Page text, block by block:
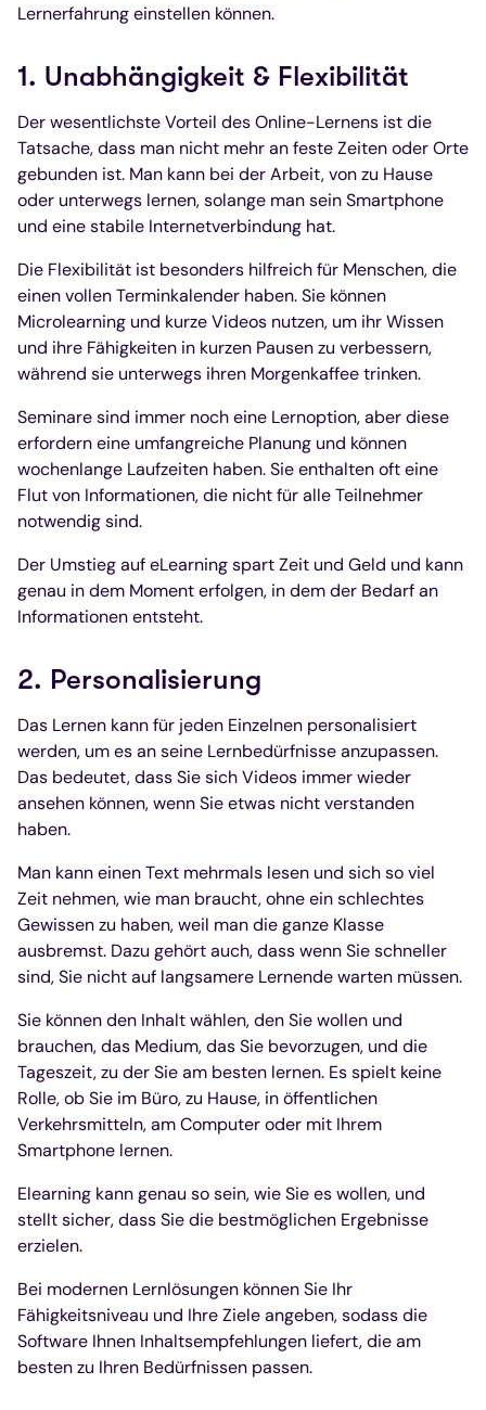
Lernerfahrung einstellen können.
1. Unabhängigkeit & Flexibilität
Der wesentlichste Vorteil des Online-Lernens ist die
Tatsache, dass man nicht mehr an feste Zeiten oder Orte
gebunden ist. Man kann bei der Arbeit, von zu Hause
oder unterwegs lernen, solange man sein Smartphone
und eine stabile Internetverbindung hat.
Die Flexibilität ist besonders hilfreich für Menschen, die
einen vollen Terminkalender haben. Sie können
Microlearning und kurze Videos nutzen, um ihr Wissen
und ihre Fähigkeiten in kurzen Pausen zu verbessern,
während sie unterwegs ihren Morgenkaffee trinken.
Seminare sind immer noch eine Lernoption, aber diese
erfordern eine umfangreiche Planung und können
wochenlange Laufzeiten haben. Sie enthalten oft eine
Flut von Informationen, die nicht für alle Teilnehmer
notwendig sind.
Der Umstieg auf eLearning spart Zeit und Geld und kann
genau in dem Moment erfolgen, in dem der Bedarf an
Informationen entsteht.
2. Personalisierung
Das Lernen kann für jeden Einzelnen personalisiert
werden, um es an seine Lernbedürfnisse anzupassen.
Das bedeutet, dass Sie sich Videos immer wieder
ansehen können, wenn Sie etwas nicht verstanden
haben.
Man kann einen Text mehrmals lesen und sich so viel
Zeit nehmen, wie man braucht, ohne ein schlechtes
Gewissen zu haben, weil man die ganze Klasse
ausbremst. Dazu gehört auch, dass wenn Sie schneller
sind, Sie nicht auf langsamere Lernende warten müssen.
Sie können den Inhalt wählen, den Sie wollen und
brauchen, das Medium, das Sie bevorzugen, und die
Tageszeit, zu der Sie am besten lernen. Es spielt keine
Rolle, ob Sie im Büro, zu Hause, in öffentlichen
Verkehrsmitteln, am Computer oder mit Ihrem
Smartphone lernen.
Elearning kann genau so sein, wie Sie es wollen, und
stellt sicher, dass Sie die bestmöglichen Ergebnisse
erzielen.
Bei modernen Lernlösungen können Sie Ihr
Fähigkeitsniveau und Ihre Ziele angeben, sodass die
Software Ihnen Inhaltsempfehlungen liefert, die am
besten zu Ihren Bedürfnissen passen.